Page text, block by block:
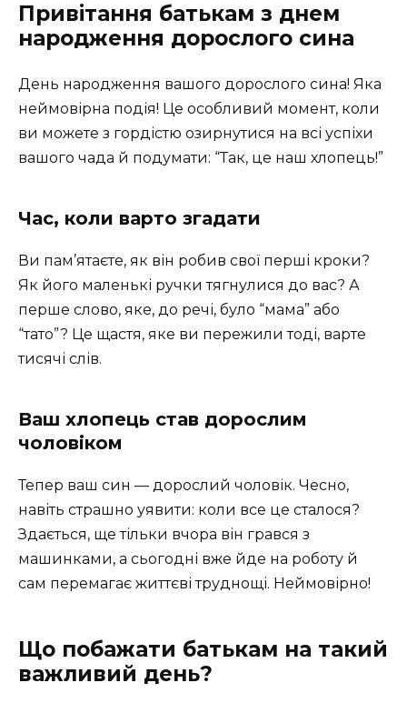
Привітання батькам з днем
народження дорослого сина
День народження вашого дорослого сина! Яка
неймовірна подія! Це особливий момент, коли
ви можете з гордістю озирнутися на всі успіхи
вашого чада й подумати: “Так, це наш хлопець!”
Час, коли варто згадати
Ви пам’ятаєте, як він робив свої перші кроки?
Як його маленькі ручки тягнулися до вас? А
перше слово, яке, до речі, було “мама” або
“тато”? Це щастя, яке ви пережили тоді, варте
тисячі слів.
Ваш хлопець став дорослим
чоловіком
Тепер ваш син — дорослий чоловік. Чесно,
навіть страшно уявити: коли все це сталося?
Здається, ще тільки вчора він грався з
машинками, а сьогодні вже йде на роботу й
сам перемагає життєві труднощі. Неймовірно!
Що побажати батькам на такий
важливий день?